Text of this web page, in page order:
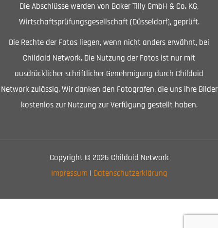
Die Abschlüsse werden von Baker Tilly GmbH & Co. KG,
Wirtschaftsprüfungsgesellschaft (Düsseldorf), geprüft.
Die Rechte der Fotos liegen, wenn nicht anders erwähnt, bei
Childaid Network. Die Nutzung der Fotos ist nur mit
ausdrücklicher schriftlicher Genehmigung durch Childaid
Network zulässig. Wir danken den Fotografen, die uns ihre Bilder
kostenlos zur Nutzung zur Verfügung gestellt haben.
Copyright © 2026 Childaid Network
Impressum | Datenschutzerklärung